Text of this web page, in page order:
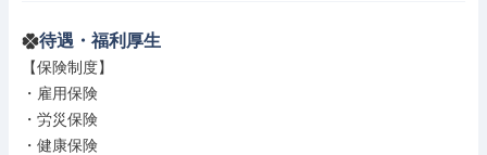
待遇・福利厚生
【保険制度】
・雇用保険
・労災保険
・健康保険